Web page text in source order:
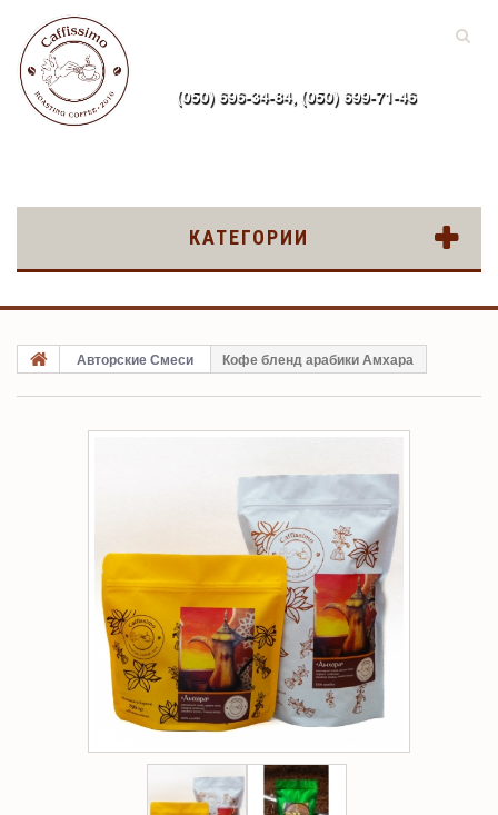
(050) 696-34-84, (050) 699-71-46
КАТЕГОРИИ
Авторские Смеси Кофе бленд арабики Амхара